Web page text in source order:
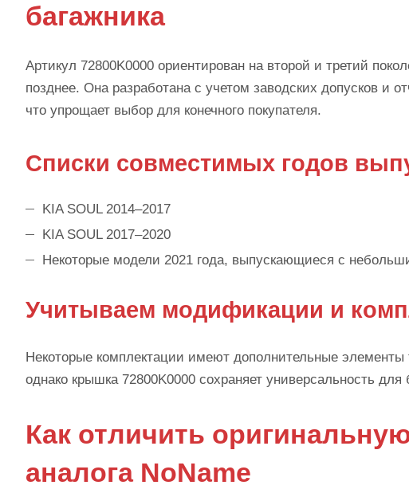
багажника
Артикул 72800K0000 ориентирован на второй и третий
позднее. Она разработана с учетом заводских допусков и
что упрощает выбор для конечного покупателя.
Списки совместимых годов
KIA SOUL 2014–2017
KIA SOUL 2017–2020
Некоторые модели 2021 года, выпускающиеся с
Учитываем модификации и
Некоторые комплектации имеют дополнительные
однако крышка 72800K0000 сохраняет универсальность
Как отличить
аналога NoName